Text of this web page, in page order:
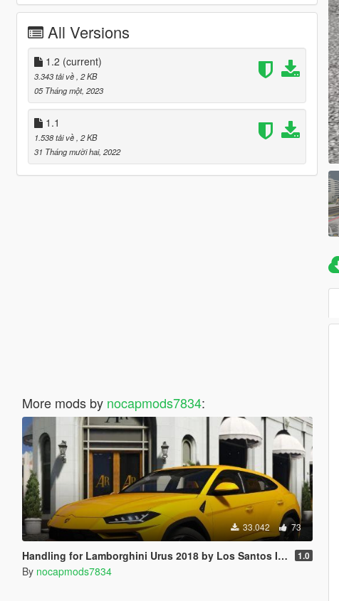
All Versions
1.2 (current)
3.343 tải về , 2 KB
05 Tháng một, 2023
1.1
1.538 tải về , 2 KB
31 Tháng mười hai, 2022
More mods by nocapmods7834:
33.042 73
Handling for Lamborghini Urus 2018 by Los Santos Imports 1.0
By nocapmods7834